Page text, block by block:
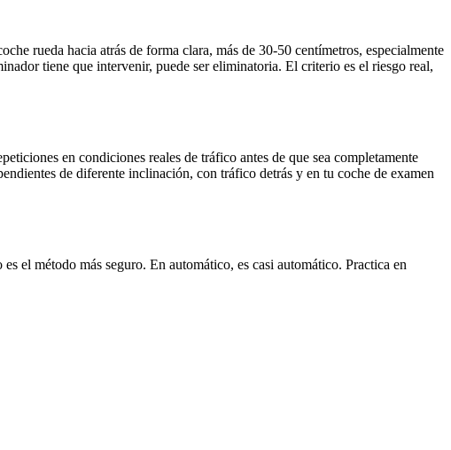
rueda hacia atrás de forma clara, más de 30-50 centímetros, especialmente
tiene que intervenir, puede ser eliminatoria. El criterio es el riesgo real,
en condiciones reales de tráfico antes de que sea completamente
de diferente inclinación, con tráfico detrás y en tu coche de examen
el método más seguro. En automático, es casi automático. Practica en